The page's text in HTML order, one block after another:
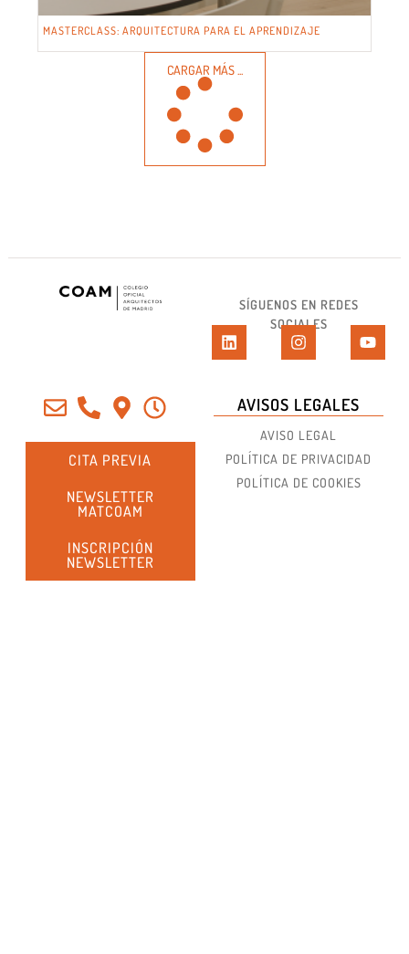
MASTERCLASS: ARQUITECTURA PARA EL APRENDIZAJE
CARGAR MÁS ...
SÍGUENOS EN REDES
SOCIALES
CITA PREVIA
NEWSLETTER
MATCOAM
INSCRIPCIÓN
NEWSLETTER
AVISOS LEGALES
AVISO LEGAL
POLÍTICA DE PRIVACIDAD
POLÍTICA DE COOKIES